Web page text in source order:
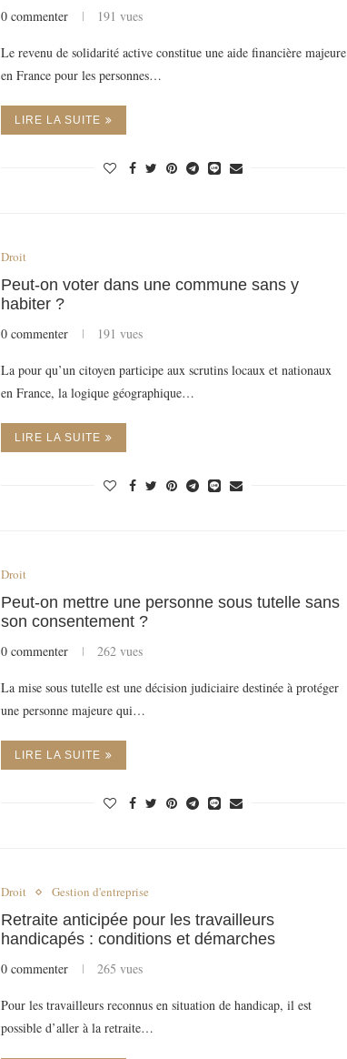
0 commenter 191 vues
Le revenu de solidarité active constitue une aide financière majeure
en France pour les personnes…
LIRE LA SUITE
Droit
Peut-on voter dans une commune sans y
habiter ?
0 commenter 191 vues
La pour qu’un citoyen participe aux scrutins locaux et nationaux
en France, la logique géographique…
LIRE LA SUITE
Droit
Peut-on mettre une personne sous tutelle sans
son consentement ?
0 commenter 262 vues
La mise sous tutelle est une décision judiciaire destinée à protéger
une personne majeure qui…
LIRE LA SUITE
Droit Gestion d'entreprise
Retraite anticipée pour les travailleurs
handicapés : conditions et démarches
0 commenter 265 vues
Pour les travailleurs reconnus en situation de handicap, il est
possible d’aller à la retraite…